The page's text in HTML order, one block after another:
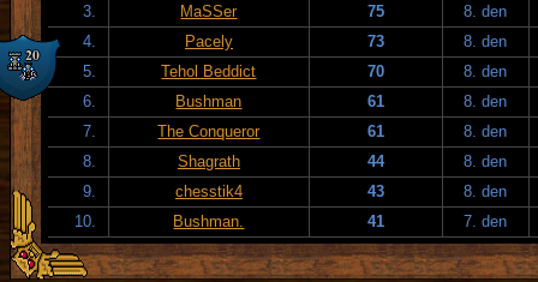
3.
MaSSer 75
8. den
4.
Pacely 73
8. den
5.
Tehol Beddict 70
8. den
6.
Bushman 61
8. den
7.
The Conqueror 61
8. den
8.
Shagrath 44
8. den
9.
chesstik4 43
8. den
10.
Bushman. 41 7. den